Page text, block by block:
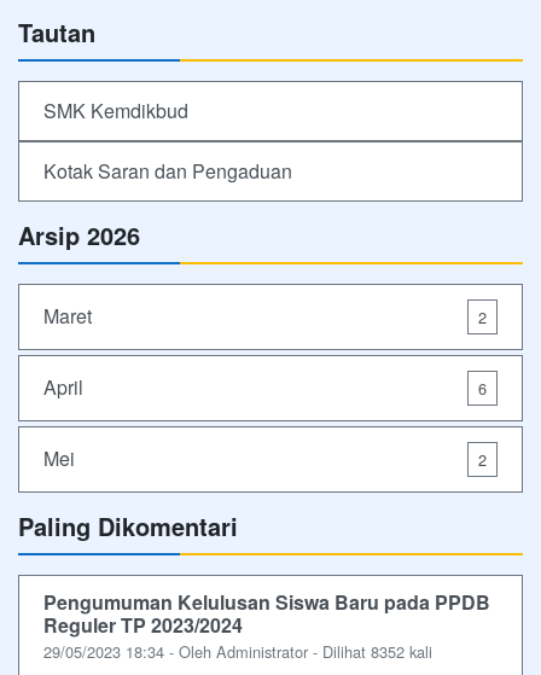
Tautan
SMK Kemdikbud
Kotak Saran dan Pengaduan
Arsip 2026
Maret 2
April 6
Mei 2
Paling Dikomentari
Pengumuman Kelulusan Siswa Baru pada PPDB
Reguler TP 2023/2024
29/05/2023 18:34 - Oleh Administrator - Dilihat 8352 kali